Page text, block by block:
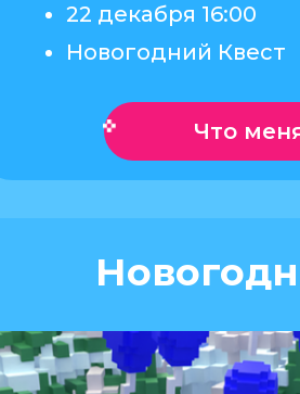
22 декабря 16:00
Что
Новогодний Квест